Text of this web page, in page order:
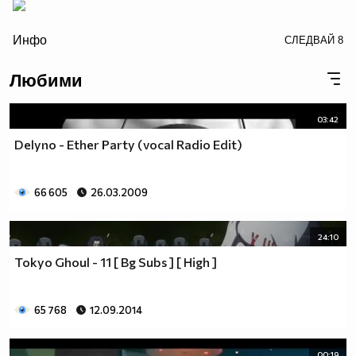
Инфо СЛЕДВАЙ 8
Любими
03:42
Delyno - Ether Party (vocal Radio Edit)
66 605 26.03.2009
24:10
Tokyo Ghoul - 11 [ Bg Subs ] [ High ]
65 768 12.09.2014